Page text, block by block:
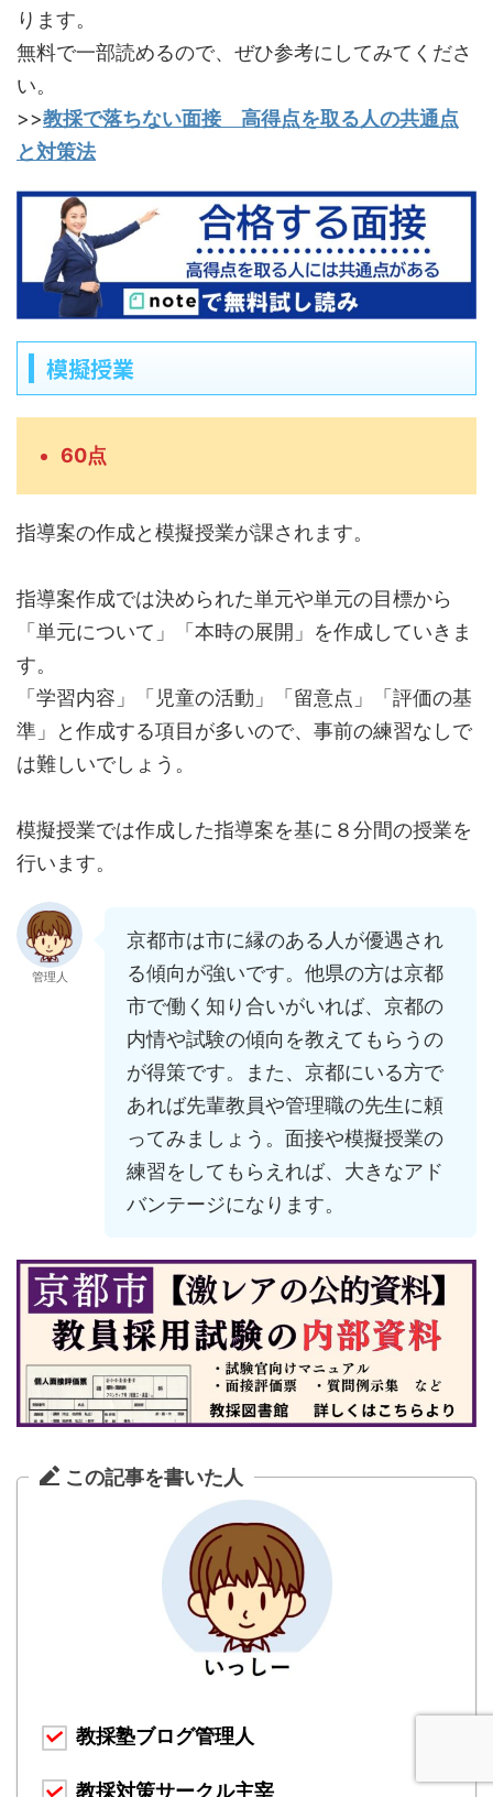
ります。
無料で一部読めるので、ぜひ参考にしてみてくださ
い。
>>教採で落ちない面接 高得点を取る人の共通点
と対策法
模擬授業
60点
指導案の作成と模擬授業が課されます。
指導案作成では決められた単元や単元の目標から
「単元について」「本時の展開」を作成していきま
す。
「学習内容」「児童の活動」「留意点」「評価の基
準」と作成する項目が多いので、事前の練習なしで
は難しいでしょう。
模擬授業では作成した指導案を基に８分間の授業を
行います。
管理人
京都市は市に縁のある人が優遇され
る傾向が強いです。他県の方は京都
市で働く知り合いがいれば、京都の
内情や試験の傾向を教えてもらうの
が得策です。また、京都にいる方で
あれば先輩教員や管理職の先生に頼
ってみましょう。面接や模擬授業の
練習をしてもらえれば、大きなアド
バンテージになります。
この記事を書いた人
教採塾ブログ管理人
教採対策サークル主宰